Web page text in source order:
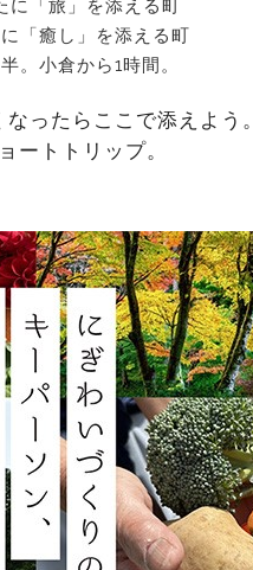
に「旅」を添える町
「癒し」を添える町
。小倉から1時間。
ったらここで添えよう。
ートトリップ。